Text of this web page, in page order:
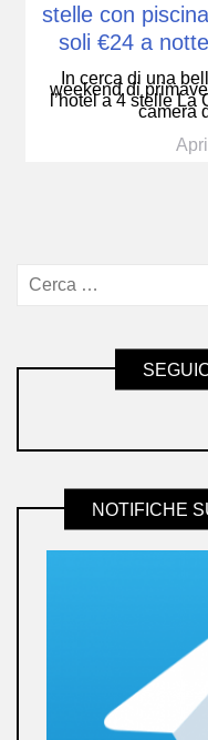
stelle con
soli €24 a
In cerca di una
weekend di
l’hotel a 4 stelle La
camera
NOTIFICHE